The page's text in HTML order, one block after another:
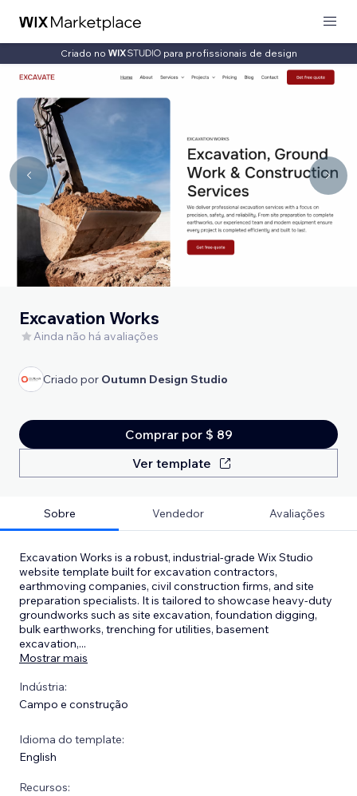
Criado no para profissionais de design
Excavation Works
Ainda não há avaliações
Criado por Outumn Design Studio
Comprar por $ 89
Ver template
Sobre Vendedor Avaliações
Excavation Works is a robust, industrial-grade Wix Studio
website template built for excavation contractors,
earthmoving companies, civil construction firms, and site
preparation specialists. It is tailored to showcase heavy-duty
groundworks such as site excavation, foundation digging,
bulk earthworks, trenching for utilities, basement
excavation,...
Mostrar mais
Indústria:
Campo e construção
Idioma do template:
English
Recursos: